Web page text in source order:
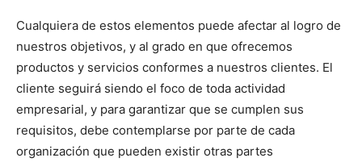
Cualquiera de estos elementos puede afectar al logro de
nuestros objetivos, y al grado en que ofrecemos
productos y servicios conformes a nuestros clientes. El
cliente seguirá siendo el foco de toda actividad
empresarial, y para garantizar que se cumplen sus
requisitos, debe contemplarse por parte de cada
organización que pueden existir otras partes